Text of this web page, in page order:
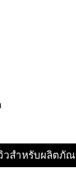
วสำหรับผลิตภั